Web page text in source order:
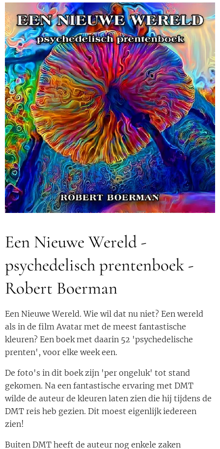
Een Nieuwe Wereld -
psychedelisch prentenboek -
Robert Boerman
Een Nieuwe Wereld. Wie wil dat nu niet? Een wereld
als in de film Avatar met de meest fantastische
kleuren? Een boek met daarin 52 'psychedelische
prenten', voor elke week een.
De foto's in dit boek zijn 'per ongeluk' tot stand
gekomen. Na een fantastische ervaring met DMT
wilde de auteur de kleuren laten zien die hij tijdens de
DMT reis heb gezien. Dit moest eigenlijk iedereen
zien!
Buiten DMT heeft de auteur nog enkele zaken